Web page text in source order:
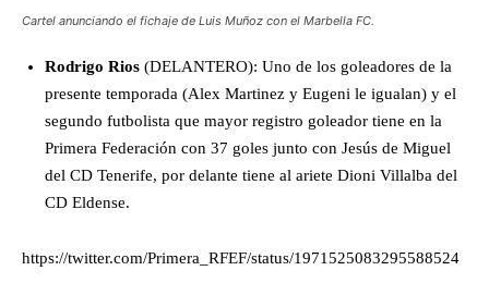
Cartel anunciando el fichaje de Luis Muñoz con el Marbella FC.
Rodrigo Rios (DELANTERO): Uno de los goleadores de la
presente temporada (Alex Martinez y Eugeni le igualan) y el
segundo futbolista que mayor registro goleador tiene en la
Primera Federación con 37 goles junto con Jesús de Miguel
del CD Tenerife, por delante tiene al ariete Dioni Villalba del
CD Eldense.
https://twitter.com/Primera_RFEF/status/1971525083295588524